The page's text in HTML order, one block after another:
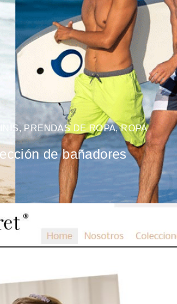
, PRENDAS DE ROPA,ROPA
de bañadores